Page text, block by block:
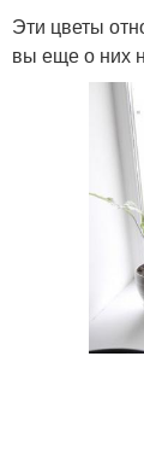
Эти цветы
вы еще о них